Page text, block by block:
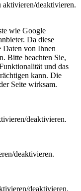
deaktivieren.
wie Google
Da diese
Daten von Ihnen
Bitte beachten Sie,
und das
kann. Die
Seite wirksam.
deaktivieren.
deaktivieren.
deaktivieren.